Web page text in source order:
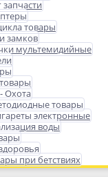
запчасти
товары
замков
мультемидийные
Охота
товары
электронные
воды
при бетствиях